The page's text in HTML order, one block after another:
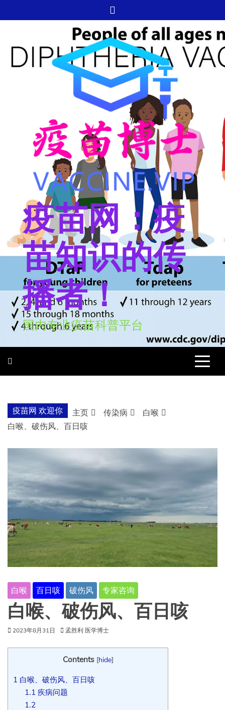
至
疫苗网：疫
苗知识的传
播者！
国内专业疫苗科普平台
疫苗网 欢迎你 主页 传染病
白喉
白喉、破伤风、百日咳
白喉 百日咳 破伤风 专家咨询
白喉、破伤风、百日咳
2023年8月31日 孟胜利 医学博士
Contents [hide]
1 白喉、破伤风、百日咳
1.1 疾病问题
1.2